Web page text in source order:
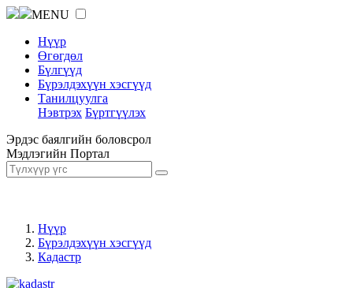
MENU
Нүүр
Өгөгдөл
Бүлгүүд
Бүрэлдэхүүн хэсгүүд
Танилцуулга
Нэвтрэх Бүртгүүлэх
Эрдэс баялгийн боловсрол
Мэдлэгийн Портал
Нүүр
Бүрэлдэхүүн хэсгүүд
Кадастр